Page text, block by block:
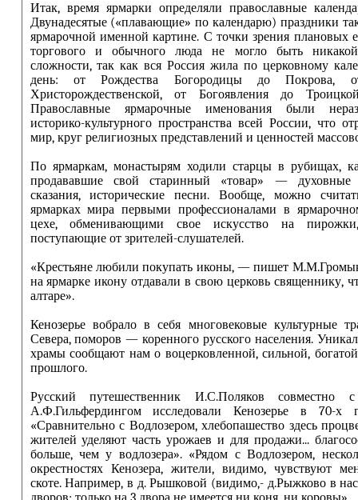
Итак, время ярмарки определяли православные
Двунадесятые («плавающие» по календарю) праздники
ярмарочной именной картине. С точки зрения плановых
торгового и обычного люда не могло быть
сложности, так как вся Россия жила по церковному
день: от Рождества Богородицы до Покрова,
Христорождественской, от Богоявления до
Православные ярмарочные именования были
историко-культурного пространства всей России, что
мир, круг религиозных представлений и ценностей
По ярмаркам, монастырям ходили старцы в рубищах,
продававшие свой старинный «товар» —
сказания, исторические песни. Вообще, можно
ярмарках мира первыми профессионалами в
цехе, обменивающими свое искусство на
поступающие от зрителей-слушателей.
«Крестьяне любили покупать иконы, — пишет
на ярмарке икону отдавали в свою церковь священнику,
алтаре».
Кенозерье вобрало в себя многовековые культурные
Севера, поморов — коренного русского населения.
храмы сообщают нам о воцерковленной, сильной,
прошлого.
Русский путешественник И.С.Поляков совместно с
А.Ф.Гильфердингом исследовали Кенозерье в 70-х
«Сравнительно с Водлозером, хлебопашество здесь
жителей уделяют часть урожаев и для продажи...
больше, чем у водлозера». «Рядом с Водлозером,
окрестностях Кенозера, жители, видимо, чувствуют
скоте. Например, в д. Рышковой (видимо,- д.Рыжково в